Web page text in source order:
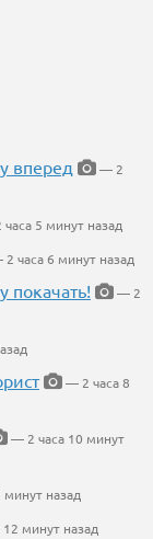
вперед
— 2
5 минут назад
часа 6 минут назад
покачать!
— 2
— 2 часа 8
— 2 часа 10 минут
назад
минут назад